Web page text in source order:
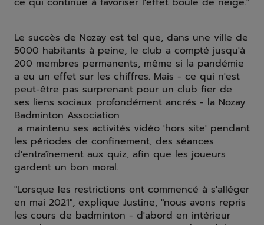
Le succès de Nozay est tel que, dans une ville de
5000 habitants à peine, le club a compté jusqu'à
200 membres permanents, même si la pandémie
a eu un effet sur les chiffres. Mais - ce qui n'est
peut-être pas surprenant pour un club fier de
ses liens sociaux profondément ancrés - la Nozay
Badminton Association
a maintenu ses activités vidéo 'hors site' pendant
les périodes de confinement, des séances
d'entraînement aux quiz, afin que les joueurs
gardent un bon moral.
"Lorsque les restrictions ont commencé à s'alléger
en mai 2021", explique Justine, "nous avons repris
les cours de badminton - d'abord en intérieur